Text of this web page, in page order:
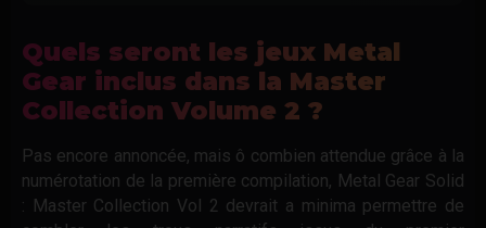
Quels seront les jeux Metal
Gear inclus dans la Master
Collection Volume 2 ?
Pas encore annoncée, mais ô combien attendue grâce à la
numérotation de la première compilation, Metal Gear Solid
: Master Collection Vol 2 devrait a minima permettre de